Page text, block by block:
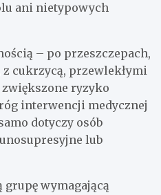
ani nietypowych
– po przeszczepach,
cukrzycą, przewlekłymi
ryzyko
interwencji medycznej
dotyczy osób
lub
grupę wymagającą